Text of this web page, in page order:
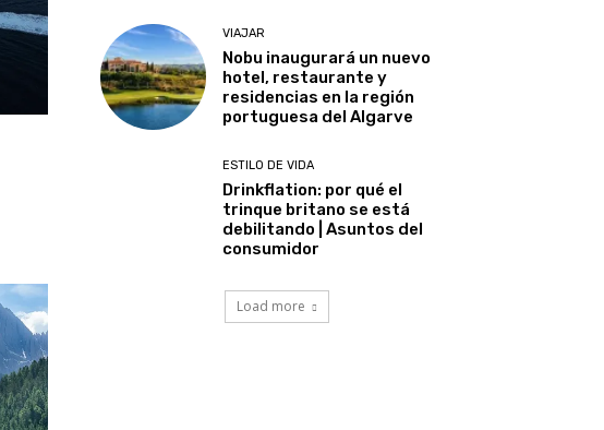
VIAJAR
Nobu inaugurará un nuevo
hotel, restaurante y
residencias en la región
portuguesa del Algarve
ESTILO DE VIDA
Drinkflation: por qué el
trinque britano se está
debilitando | Asuntos del
consumidor
Load more